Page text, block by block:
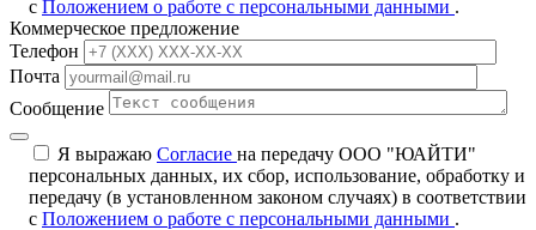
с Положением о работе с персональными данными .
Коммерческое предложение
Телефон
Почта
Сообщение
Я выражаю Согласие на передачу ООО "ЮАЙТИ"
персональных данных, их сбор, использование, обработку и
передачу (в установленном законом случаях) в соответствии
с Положением о работе с персональными данными .